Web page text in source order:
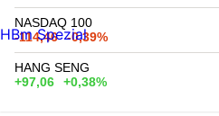
NASDAQ 100
-114,46
-0,39%
HANG SENG
+97,06
+0,38%
HBm Spezial